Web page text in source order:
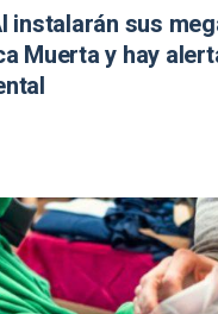
instalarán sus
Muerta y hay